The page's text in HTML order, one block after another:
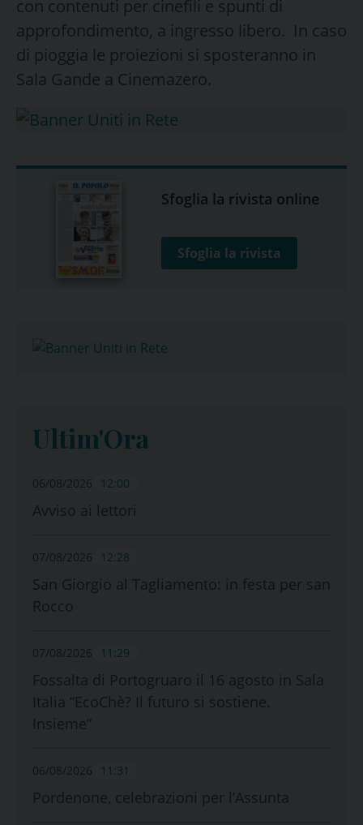
con contenuti per cinefili e spunti di
approfondimento, a ingresso libero. In caso
di pioggia le proiezioni si sposteranno in
Sala Gande a Cinemazero.
Sfoglia la rivista online
Sfoglia la rivista
Ultim'Ora
06/08/2026 12:00
Avviso ai lettori
07/08/2026 12:28
San Giorgio al Tagliamento: in festa per san
Rocco
07/08/2026 11:29
Fossalta di Portogruaro il 16 agosto in Sala
Italia “EcoChè? Il futuro si sostiene.
Insieme”
06/08/2026 11:31
Pordenone, celebrazioni per l’Assunta